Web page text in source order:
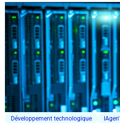
Développement technologique IAgen'